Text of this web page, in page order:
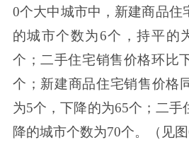
0个大中城市中，新建商品住
的城市个数为6个，持平的
个；二手住宅销售价格环比
个；新建商品住宅销售价格
为5个，下降的为65个；二手
降的城市个数为70个。（见图